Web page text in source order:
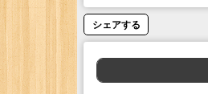
シェアする